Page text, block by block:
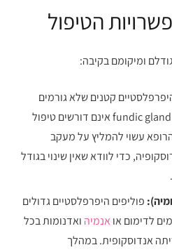
הטיפול
ומיקומם בקיבה:
קטנים שלא גורמים
לאנמיה, ופוליפים מסוג fundic gland אינם דורשים טיפול
עשוי להמליץ על מעקב
כדי לוודא שאין שינוי בגודל
פוליפים היפרפלסטיים גדולים
אנמיה ואדנומות בכל
אנדוסקופית. במהלך